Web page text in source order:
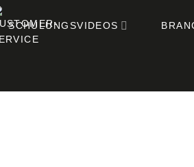
SCHULUNGSVIDEOS